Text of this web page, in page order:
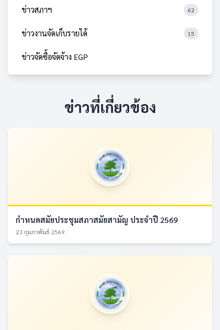
ข่าวสภาฯ 62
ข่าวงานจัดเก็บรายได้ 15
ข่าวจัดซื้อจัดจ้าง EGP
ข่าวที่เกี่ยวข้อง
กำหนดสมัยประชุมสภาสมัยสามัญ ประจำปี 2569
23 กุมภาพันธ์ 2569